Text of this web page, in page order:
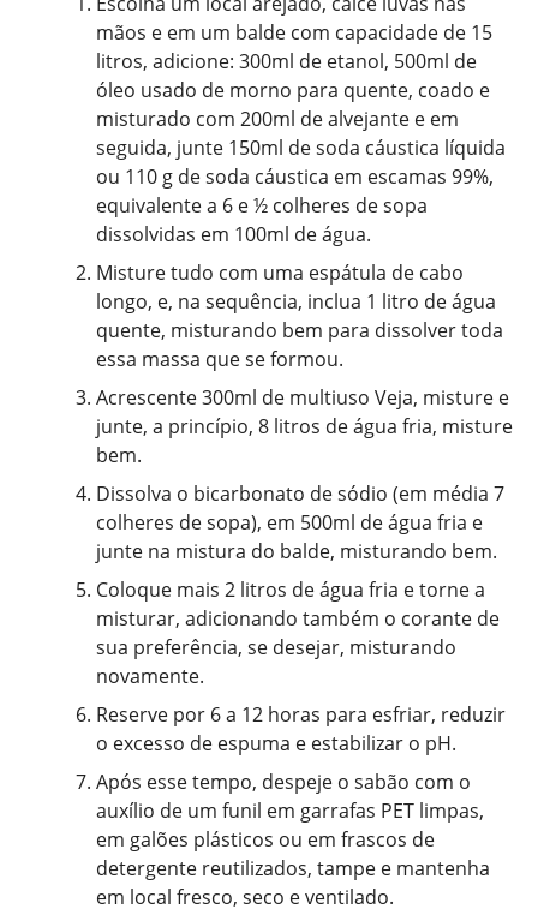
mãos e em um balde com capacidade de 15
litros, adicione: 300ml de etanol, 500ml de
óleo usado de morno para quente, coado e
misturado com 200ml de alvejante e em
seguida, junte 150ml de soda cáustica líquida
ou 110 g de soda cáustica em escamas 99%,
equivalente a 6 e ½ colheres de sopa
dissolvidas em 100ml de água.
Misture tudo com uma espátula de cabo
longo, e, na sequência, inclua 1 litro de água
quente, misturando bem para dissolver toda
essa massa que se formou.
Acrescente 300ml de multiuso Veja, misture e
junte, a princípio, 8 litros de água fria, misture
bem.
Dissolva o bicarbonato de sódio (em média 7
colheres de sopa), em 500ml de água fria e
junte na mistura do balde, misturando bem.
Coloque mais 2 litros de água fria e torne a
misturar, adicionando também o corante de
sua preferência, se desejar, misturando
novamente.
Reserve por 6 a 12 horas para esfriar, reduzir
o excesso de espuma e estabilizar o pH.
Após esse tempo, despeje o sabão com o
auxílio de um funil em garrafas PET limpas,
em galões plásticos ou em frascos de
detergente reutilizados, tampe e mantenha
em local fresco, seco e ventilado.